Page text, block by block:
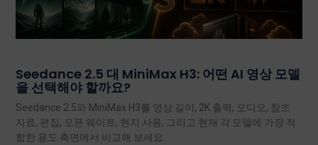
Seedance 2.5 대 MiniMax H3: 어떤 AI 영상 모델
을 선택해야 할까요?
Seedance 2.5와 MiniMax H3를 영상 길이, 2K 출력, 오디오, 참조
자료, 편집, 오픈 웨이트, 현지 사용, 그리고 현재 각 모델에 가장 적
합한 용도 측면에서 비교해 보세요.